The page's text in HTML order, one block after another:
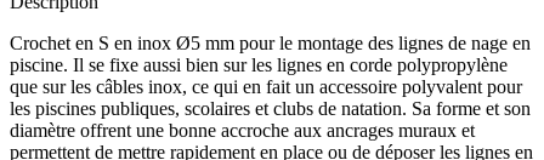
Crochet en S en inox Ø5 mm pour le montage des lignes de nage en
piscine. Il se fixe aussi bien sur les lignes en corde polypropylène
que sur les câbles inox, ce qui en fait un accessoire polyvalent pour
les piscines publiques, scolaires et clubs de natation. Sa forme et son
diamètre offrent une bonne accroche aux ancrages muraux et
permettent de mettre rapidement en place ou de déposer les lignes en